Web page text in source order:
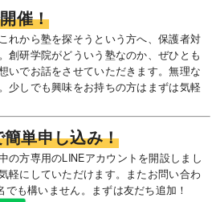
催！
れから塾を探そうという方へ、保護者対
創研学院がどういう塾なのか、ぜひとも
いでお話をさせていただきます。無理な
少しでも興味をお持ちの方はまずは気軽
単申し込み！
の方専用のLINEアカウントを開設しまし
軽にしていただけます。またお問い合わ
も構いません。まずは友だち追加！